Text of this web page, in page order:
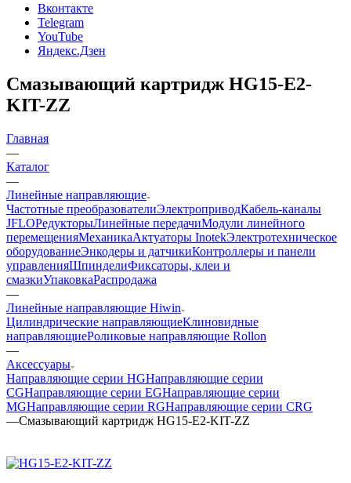
Вконтакте
Telegram
YouTube
Яндекс.Дзен
Смазывающий картридж HG15-E2-
KIT-ZZ
Главная
—
Каталог
—
Линейные направляющие
Частотные преобразователиЭлектроприводКабель-каналы
JFLOРедукторыЛинейные передачиМодули линейного
перемещенияМеханикаАктуаторы InotekЭлектротехническое
оборудованиеЭнкодеры и датчикиКонтроллеры и панели
управленияШпинделиФиксаторы, клеи и
смазкиУпаковкаРаспродажа
—
Линейные направляющие Hiwin
Цилиндрические направляющиеКлиновидные
направляющиеРоликовые направляющие Rollon
—
Аксессуары
Направляющие серии HGНаправляющие серии
CGНаправляющие серии EGНаправляющие серии
MGНаправляющие серии RGНаправляющие серии CRG
—Смазывающий картридж HG15-E2-KIT-ZZ